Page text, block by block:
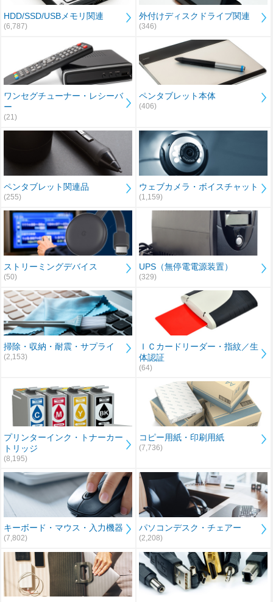
HDD/SSD/USBメモリ関連
(6,787)
外付けディスクドライブ関連
(346)
ワンセグチューナー・レシーバ
ー
(21)
ペンタブレット本体
(406)
ペンタブレット関連品
(255)
ウェブカメラ・ボイスチャット
(1,159)
ストリーミングデバイス
(50)
UPS（無停電電源装置）
(329)
掃除・収納・耐震・サプライ
(2,153)
ＩＣカードリーダー・指紋／生
体認証
(64)
プリンターインク・トナーカー
トリッジ
(8,195)
コピー用紙・印刷用紙
(7,736)
キーボード・マウス・入力機器
(7,802)
パソコンデスク・チェアー
(2,208)